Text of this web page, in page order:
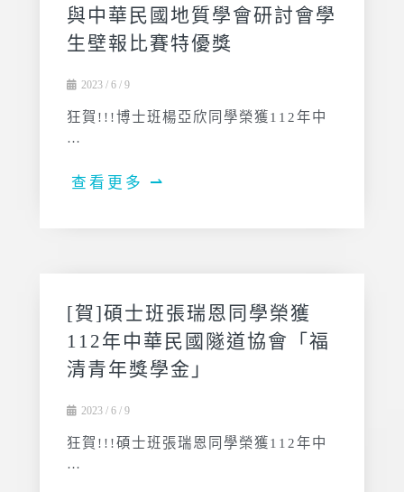
與中華民國地質學會研討會學
生壁報比賽特優獎
2023 / 6 / 9
狂賀!!!博士班楊亞欣同學榮獲112年中
…
查看更多 ⇀
[賀]碩士班張瑞恩同學榮獲
112年中華民國隧道協會「福
清青年獎學金」
2023 / 6 / 9
狂賀!!!碩士班張瑞恩同學榮獲112年中
…